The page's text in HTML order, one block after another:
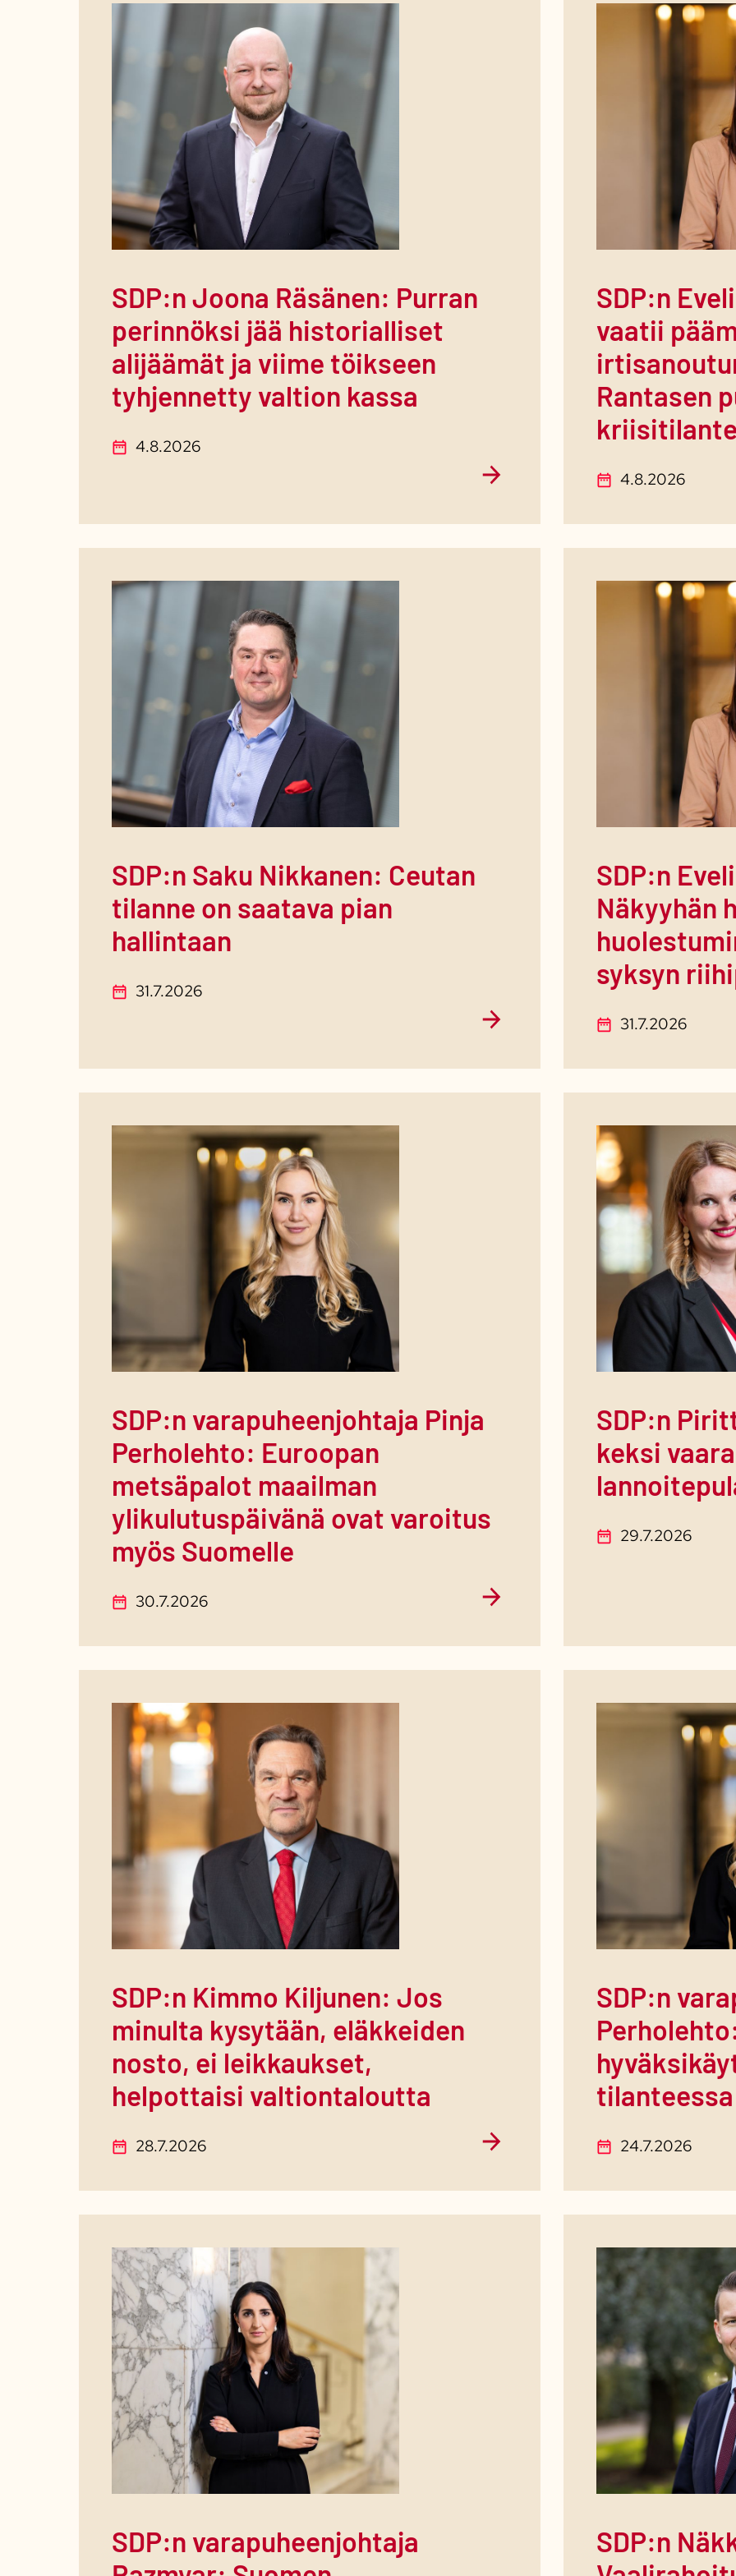
SDP:n Joona Räsänen: Purran
perinnöksi jää historialliset
alijäämät ja viime töikseen
tyhjennetty valtion kassa
4.8.2026
SDP:n
vaatii
Rantasen
4.8.2026
SDP:n Saku Nikkanen: Ceutan
tilanne on saatava pian
hallintaan
31.7.2026
SDP:n
Näkyyhän
syksyn
31.7.2026
SDP:n varapuheenjohtaja Pinja
Perholehto: Euroopan
metsäpalot maailman
ylikulutuspäivänä ovat varoitus
myös Suomelle
30.7.2026
SDP:n Piritta
keksi
29.7.2026
SDP:n Kimmo Kiljunen: Jos
minulta kysytään, eläkkeiden
nosto, ei leikkaukset,
helpottaisi valtiontaloutta
28.7.2026
SDP:n
tilanteessa
24.7.2026
SDP:n varapuheenjohtaja
SDP:n